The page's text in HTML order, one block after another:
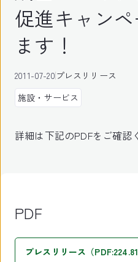
促進キャン
ます！
2011-07-20プレスリリース
施設・サービス
詳細は下記のPDFをご確認
PDF
プレスリリース（PDF:224.81